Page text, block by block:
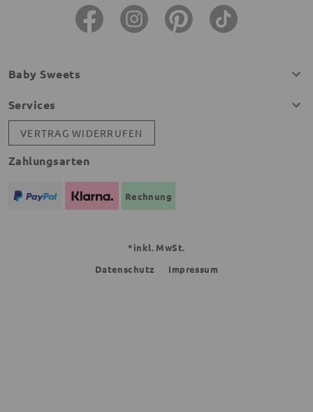
Baby Sweets
Services
VERTRAG WIDERRUFEN
Zahlungsarten
Rechnung
*inkl. MwSt.
Datenschutz
Impressum